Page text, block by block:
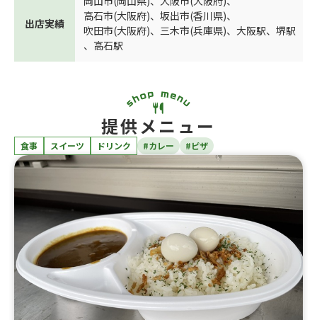
出店実績
高石市(大阪府)、 坂出市(香川県)、
吹田市(大阪府)、 三木市(兵庫県)、 大阪駅、 堺駅
、 高石駅
提供メニュー
食事 スイーツ ドリンク #カレー #ピザ